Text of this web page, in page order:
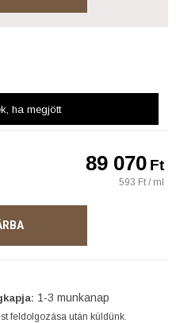
, ha megjött
89 070Ft
593 Ft / ml
1-3 munkanap
feldolgozása után küldünk.